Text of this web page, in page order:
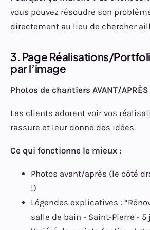
vous pouvez résoudre son
directement au lieu de chercher
3. Page Réalisations/
par l’image
Photos de chantiers AVANT/APRÈS
Les clients adorent voir vos
rassure et leur donne des idées.
Ce qui fonctionne le mieux :
Photos avant/après (le côté
!)
Légendes explicatives :
salle de bain - Saint-Pierre - 5